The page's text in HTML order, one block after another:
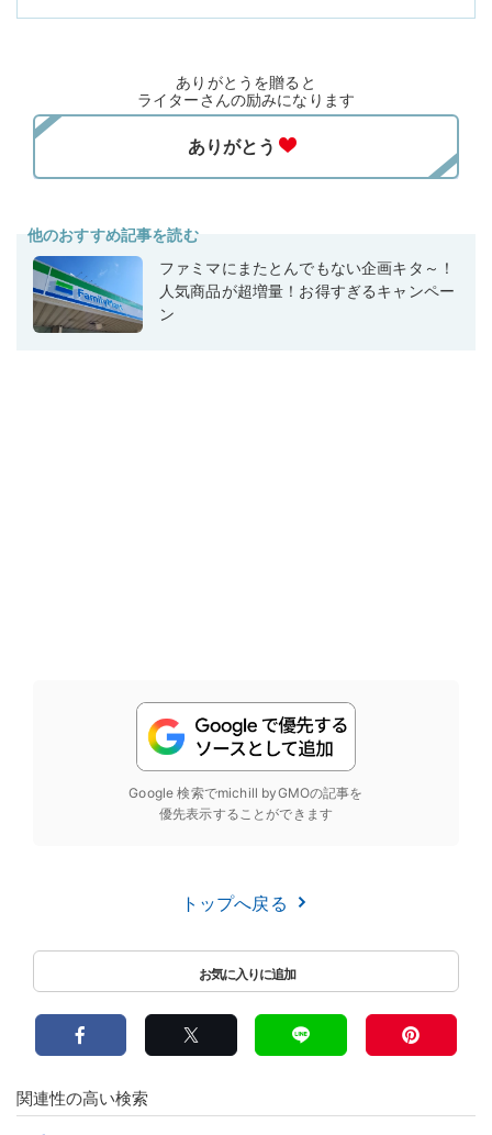
ありがとうを贈ると
ライターさんの励みになります
他のおすすめ記事を読む
ファミマにまたとんでもない企画キタ～！
人気商品が超増量！お得すぎるキャンペー
ン
Google 検索でmichill byGMOの記事を
優先表示することができます
トップへ戻る